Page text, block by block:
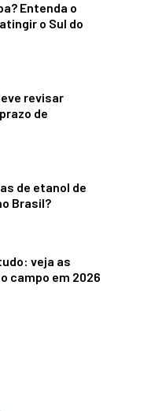
Entenda o
o Sul do
revisar
de
de etanol de
Brasil?
veja as
campo em 2026